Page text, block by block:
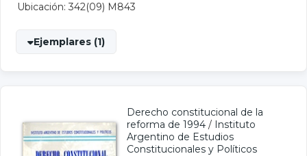
Ubicación: 342(09) M843
Ejemplares (1)
Derecho constitucional de la
reforma de 1994 / Instituto
Argentino de Estudios
Constitucionales y Políticos